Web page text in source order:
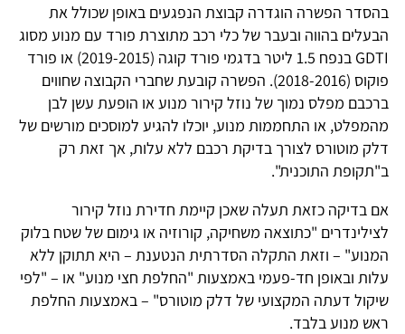
בהסדר הפשרה הוגדרה קבוצת הנפגעים באופן שכולל את
הבעלים בהווה ובעבר של כלי רכב מתוצרת פורד עם מנוע מסוג
GDTI בנפח 1.5 ליטר בדגמי פורד קוגה (2019-2015) או פורד
פוקוס (2018-2016). הפשרה קובעת שחברי הקבוצה שחווים
ברכבם מפלס נמוך של נוזל קירור מנוע או הופעת עשן לבן
מהמפלט, או התחממות מנוע, יוכלו להגיע למוסכים מורשים של
דלק מוטורס לצורך בדיקת רכבם ללא עלות, אך זאת רק
ב"תקופת התוכנית".
אם בדיקה כזאת תעלה שאכן קיימת חדירת נוזל קירור
לצילינדרים "כתוצאה משחיקה, קורוזיה או גימום של שטח בלוק
המנוע" – וזאת התקלה הסדרתית הנטענת – היא תתוקן ללא
עלות ובאופן חד-פעמי באמצעות "החלפת חצי מנוע" או – "לפי
שיקול דעתה המקצועי של דלק מוטורס" – באמצעות החלפת
ראש מנוע בלבד.